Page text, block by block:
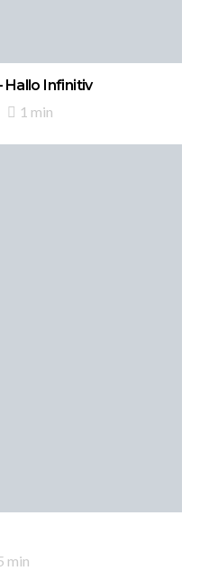
Hallo Infinitiv
1 min
min